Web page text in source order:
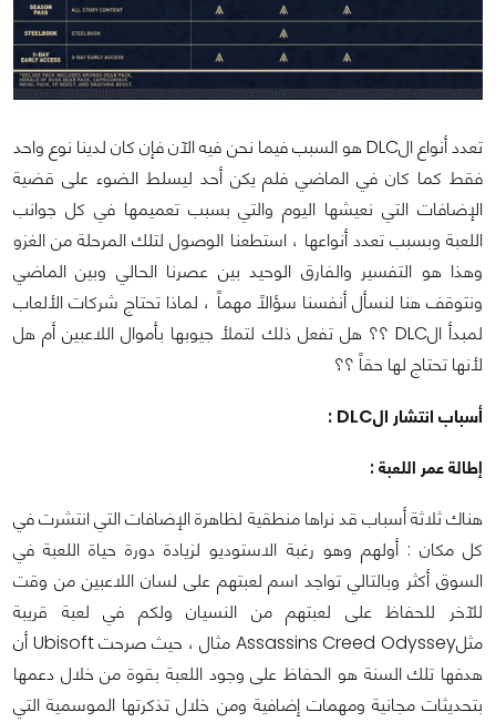
تعدد أنواع الDLC هو السبب فيما نحن فيه الآن فإن كان لدينا نوع واحد
فقط كما كان في الماضي فلم يكن أحد ليسلط الضوء على قضية
الإضافات التي نعيشها اليوم والتي بسبب تعميمها في كل جوانب
اللعبة وبسبب تعدد أنواعها ، استطعنا الوصول لتلك المرحلة من الغزو
وهذا هو التفسير والفارق الوحيد بين عصرنا الحالي وبين الماضي
ونتوقف هنا لنسأل أنفسنا سؤالاً مهماً ، لماذا تحتاج شركات الألعاب
لمبدأ الDLC ؟؟ هل تفعل ذلك لتملأ جيوبها بأموال اللاعبين أم هل
لأنها تحتاج لها حقاً ؟؟
أسباب انتشار الDLC :
إطالة عمر اللعبة :
هناك ثلاثة أسباب قد نراها منطقية لظاهرة الإضافات التي انتشرت في
كل مكان : أولهم وهو رغبة الاستوديو لزيادة دورة حياة اللعبة في
السوق أكثر وبالتالي تواجد اسم لعبتهم على لسان اللاعبين من وقت
للآخر للحفاظ على لعبتهم من النسيان ولكم في لعبة قريبة
مثلAssassins Creed Odyssey مثال ، حيث صرحت Ubisoft أن
هدفها تلك السنة هو الحفاظ على وجود اللعبة بقوة من خلال دعمها
بتحديثات مجانية ومهمات إضافية ومن خلال تذكرتها الموسمية التي